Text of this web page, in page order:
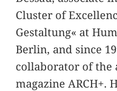
Cluster of
Gestaltung« at
Berlin, and since
collaborator of the
magazine ARCH+.